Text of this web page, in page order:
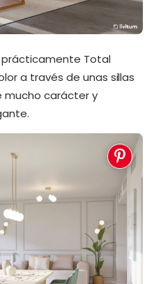
prácticamente Total
a través de unas sillas
mucho carácter y